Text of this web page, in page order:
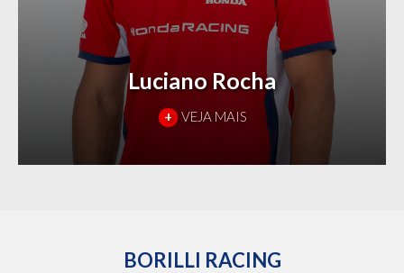
Luciano Rocha
+ VEJA MAIS
BORILLI RACING